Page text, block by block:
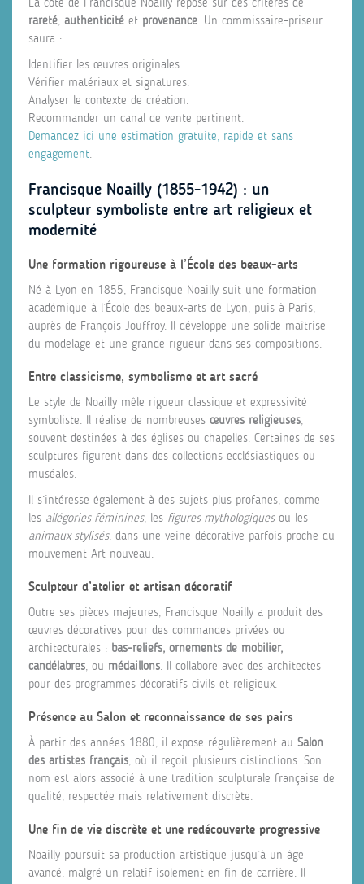
rareté, authenticité et provenance. Un commissaire-priseur
saura :
Identifier les œuvres originales.
Vérifier matériaux et signatures.
Analyser le contexte de création.
Recommander un canal de vente pertinent.
Demandez ici une estimation gratuite, rapide et sans
engagement.
Francisque Noailly (1855-1942) : un
sculpteur symboliste entre art religieux et
modernité
Une formation rigoureuse à l’École des beaux-arts
Né à Lyon en 1855, Francisque Noailly suit une formation
académique à l’École des beaux-arts de Lyon, puis à Paris,
auprès de François Jouffroy. Il développe une solide maîtrise
du modelage et une grande rigueur dans ses compositions.
Entre classicisme, symbolisme et art sacré
Le style de Noailly mêle rigueur classique et expressivité
symboliste. Il réalise de nombreuses œuvres religieuses,
souvent destinées à des églises ou chapelles. Certaines de ses
sculptures figurent dans des collections ecclésiastiques ou
muséales.
Il s’intéresse également à des sujets plus profanes, comme
les allégories féminines, les figures mythologiquesou les
animaux stylisés, dans une veine décorative parfois proche du
mouvement Art nouveau.
Sculpteur d’atelier et artisan décoratif
Outre ses pièces majeures, Francisque Noailly a produit des
œuvres décoratives pour des commandes privées ou
architecturales : bas-reliefs, ornements de mobilier,
candélabres, ou médaillons. Il collabore avec des architectes
pour des programmes décoratifs civils et religieux.
Présence au Salon et reconnaissance de ses pairs
À partir des années 1880, il expose régulièrement au Salon
des artistes français, où il reçoit plusieurs distinctions. Son
nom est alors associé à une tradition sculpturale française de
qualité, respectée mais relativement discrète.
Une fin de vie discrète et une redécouverte progressive
Noailly poursuit sa production artistique jusqu’à un âge
avancé, malgré un relatif isolement en fin de carrière. Il